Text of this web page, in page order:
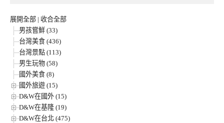
展開全部 | 收合全部
男孩嘗鮮 (33)
台灣美食 (436)
台灣景點 (113)
男生玩物 (58)
國外美食 (8)
國外旅遊 (15)
D&W在國外 (15)
D&W在基隆 (19)
D&W在台北 (475)